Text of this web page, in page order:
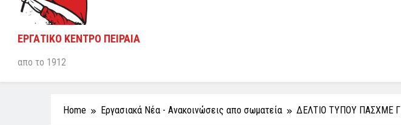
ΕΡΓΑΤΙΚΟ ΚΕΝΤΡΟ ΠΕΙΡΑΙΑ
απο το 1912
Home Εργασιακά Νέα - Aνακοινώσεις απο σωματεία ΔΕΛΤΙΟ ΤΥΠΟΥ ΠΑΣΧΜΕ